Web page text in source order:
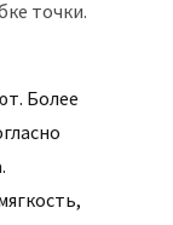
точки.
Более